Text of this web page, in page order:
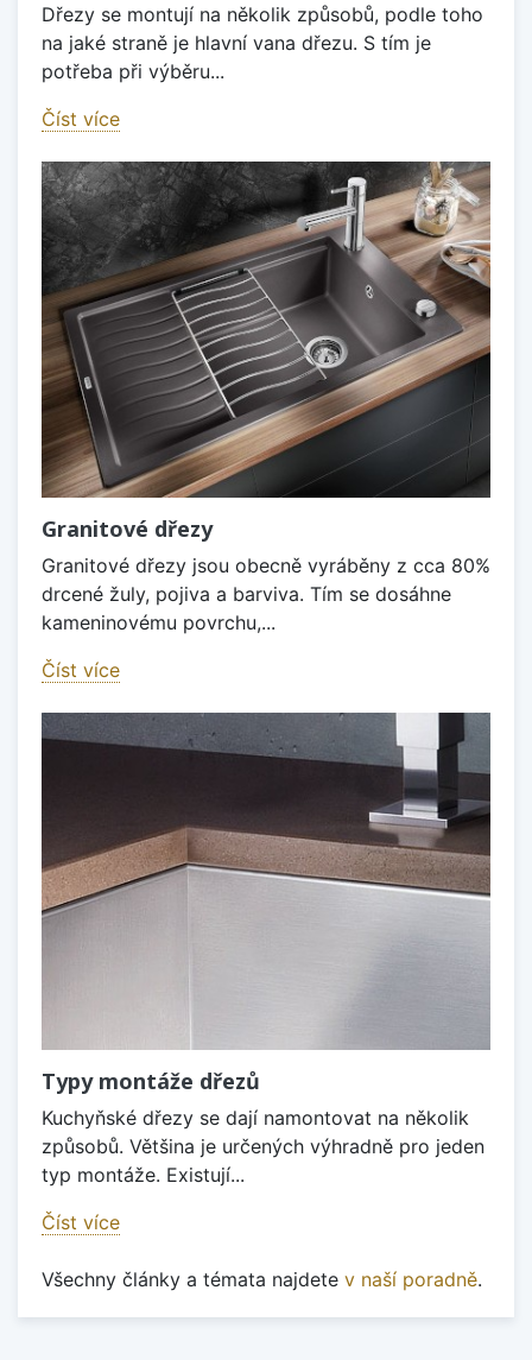
Dřezy se montují na několik způsobů, podle toho
na jaké straně je hlavní vana dřezu. S tím je
potřeba při výběru...
Číst více
Granitové dřezy
Granitové dřezy jsou obecně vyráběny z cca 80%
drcené žuly, pojiva a barviva. Tím se dosáhne
kameninovému povrchu,...
Číst více
Typy montáže dřezů
Kuchyňské dřezy se dají namontovat na několik
způsobů. Většina je určených výhradně pro jeden
typ montáže. Existují...
Číst více
Všechny články a témata najdete v naší poradně.